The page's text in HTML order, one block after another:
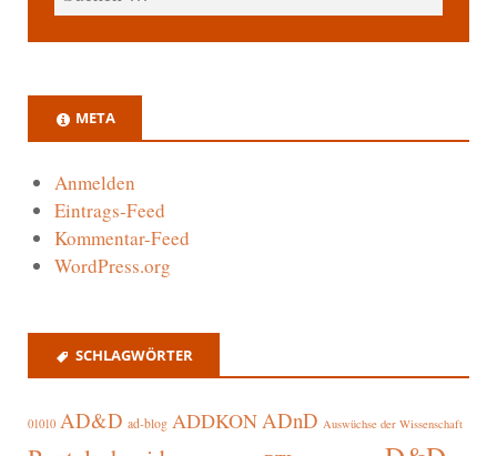
META
Anmelden
Eintrags-Feed
Kommentar-Feed
WordPress.org
SCHLAGWÖRTER
01010 AD&D ad-blog ADDKONADnD Auswüchse der Wissenschaft